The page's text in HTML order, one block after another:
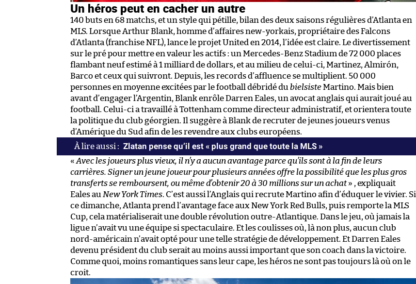
Un héros peut en cacher un autre
140 buts en 68 matchs, et un style qui pétille, bilan des deux saisons régulières d’Atlanta en
MLS. Lorsque Arthur Blank, homme d’affaires new-yorkais, propriétaire des Falcons
d’Atlanta (franchise NFL), lance le projet United en 2014, l’idée est claire. Le divertissement
sur le pré pour mettre en valeur les actifs : un Mercedes-Benz Stadium de 72 000 places
flambant neuf estimé à 1 milliard de dollars, et au milieu de celui-ci, Martinez, Almirón,
Barco et ceux qui suivront. Depuis, les records d’affluence se multiplient. 50 000
personnes en moyenne excitées par le football débridé du bielsisteMartino. Mais bien
avant d’engager l’Argentin, Blank enrôle Darren Eales, un avocat anglais qui aurait joué au
football. Celui-ci a travaillé à Tottenham comme directeur administratif, et orientera toute
la politique du club géorgien. Il suggère à Blank de recruter de jeunes joueurs venus
d’Amérique du Sud afin de les revendre aux clubs européens.
Zlatan pense qu’il est « plus grand que toute la MLS »
« Avec les joueurs plus vieux, il n’y a aucun avantage parce qu’ils sont à la fin de leurs
carrières. Signer un jeune joueur pour plusieurs années offre la possibilité que les plus gros
transferts se remboursent, ou même d’obtenir 20 à 30 millions sur un achat» , expliquait
Eales au New York Times. C’est aussi l’Anglais qui recrute Martino afin d’éduquer le vivier. Si
ce dimanche, Atlanta prend l’avantage face aux New York Red Bulls, puis remporte la MLS
Cup, cela matérialiserait une double révolution outre-Atlantique. Dans le jeu, où jamais la
ligue n’avait vu une équipe si spectaculaire. Et les coulisses où, là non plus, aucun club
nord-américain n’avait opté pour une telle stratégie de développement. Et Darren Eales
devenu président du club serait au moins aussi important que son coach dans la victoire.
Comme quoi, moins romantiques sans leur cape, les héros ne sont pas toujours là où on le
croit.